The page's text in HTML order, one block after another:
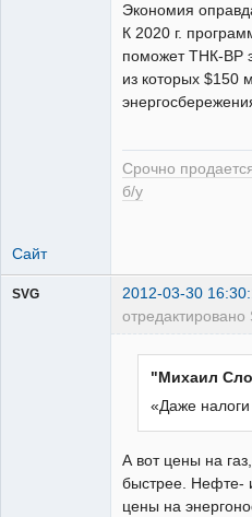
Экономия
К 2020 г.
поможет ТНК-ВР
из которых $150
Срочно
б/у
Сайт
SVG 2012-03-30
отредактировано
"Михаил
«Даже налоги
А вот цены на
быстрее. Нефте-
цены на